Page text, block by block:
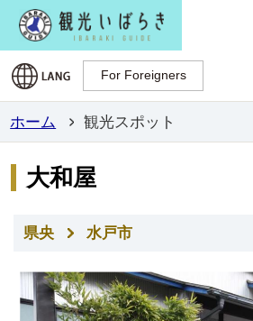
For Foreigners
For Foreigners
ホーム 観光スポット
大和屋
県央 水戸市